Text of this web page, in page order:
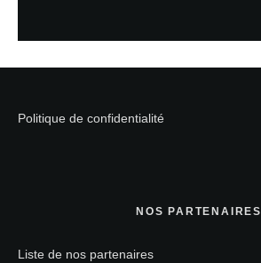
Politique de confidentialité
NOS PARTENAIRES
Liste de nos partenaires